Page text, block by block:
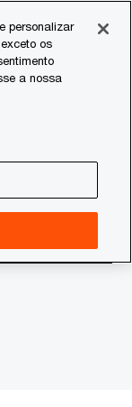
personalizar
os
a nossa